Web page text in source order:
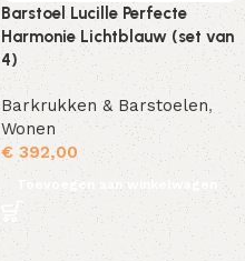
Barstoel Lucille Perfecte
Harmonie Lichtblauw (set van
4)
Barkrukken & Barstoelen,
Wonen
€ 392,00
Toevoegen aan winkelwagen